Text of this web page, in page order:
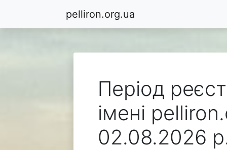
pelliron.org.ua
Період
імені
02.08.2026